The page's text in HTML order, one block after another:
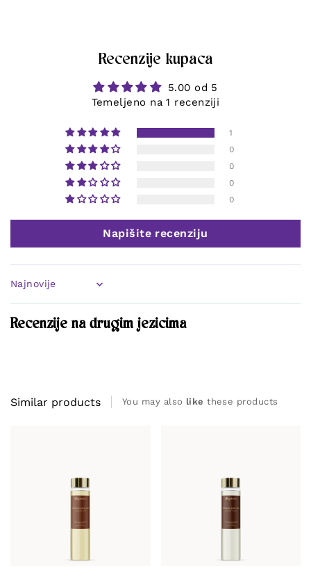
Recenzije kupaca
5.00 od 5
Temeljeno na 1 recenziji
1
0
0
0
0
Napišite recenziju
Sort by
Recenzije na drugim jezicima
Similar products You may also like these products